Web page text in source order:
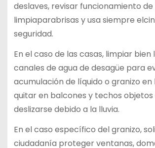
deslaves, revisar funcionamiento de
limpiaparabrisas y usa siempre el
seguridad.
En el caso de las casas, limpiar bien
canales de agua de desagüe para
acumulación de líquido o granizo
quitaren balcones y techos objetos
deslizarse debido a la lluvia.
En el caso específico del granizo,
ciudadanía proteger ventanas,